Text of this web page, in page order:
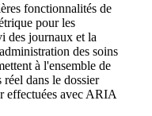
fonctionnalités de
pour les
des journaux et la
des soins
à l'ensemble de
dans le dossier
effectuées avec ARIA